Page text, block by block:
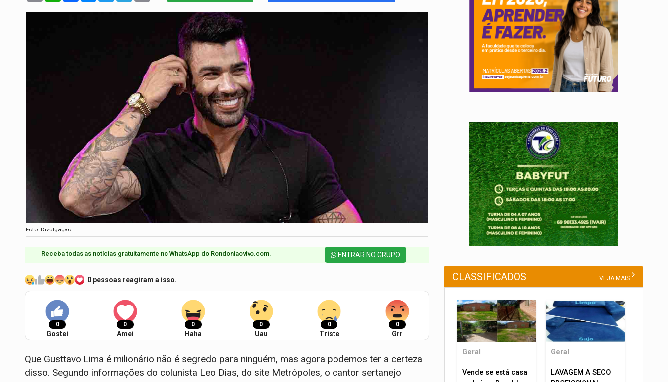
Foto: Divulgação
Receba todas as notícias gratuitamente no WhatsApp do Rondoniaovivo.com.​ ENTRAR NO GRUPO
0 pessoas reagiram a isso.
0
Gostei
0
Amei
0
Haha
0
Uau
0
Triste
0
Grr
Que Gusttavo Lima é milionário não é segredo para ninguém, mas agora podemos ter a certeza
disso. Segundo informações do colunista Leo Dias, do site Metrópoles, o cantor sertanejo
CLASSIFICADOS VEJA MAIS
Geral
Vende se está casa
Geral
LAVAGEM A SECO